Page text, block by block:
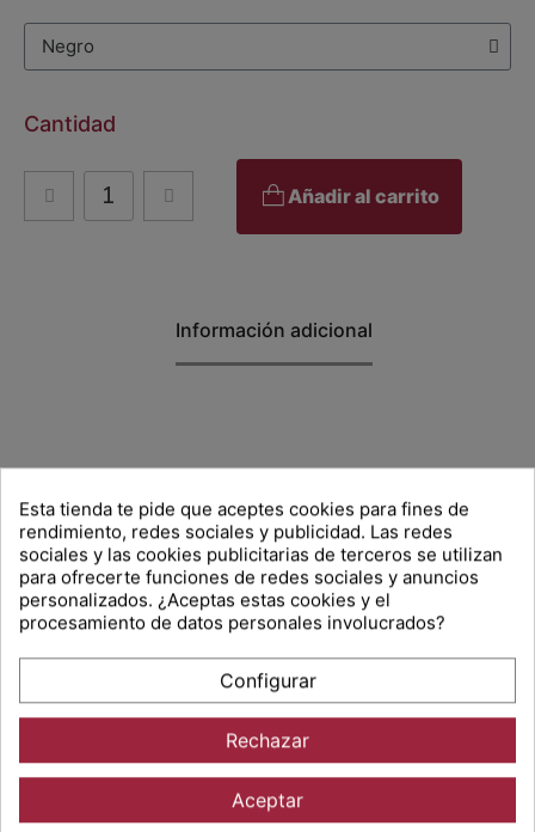
Cantidad
Añadir al carrito
Información adicional
ELIGE SPORT HÍPIC
Esta tienda te pide que aceptes cookies para fines de
rendimiento, redes sociales y publicidad. Las redes
sociales y las cookies publicitarias de terceros se utilizan
para ofrecerte funciones de redes sociales y anuncios
personalizados. ¿Aceptas estas cookies y el
procesamiento de datos personales involucrados?
Configurar
Rechazar
Aceptar